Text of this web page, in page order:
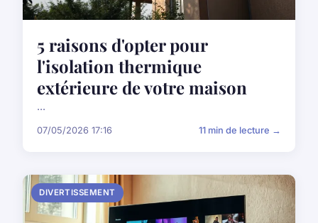
5 raisons d'opter pour
l'isolation thermique
extérieure de votre maison
...
07/05/2026 17:16 11 min de lecture →
DIVERTISSEMENT